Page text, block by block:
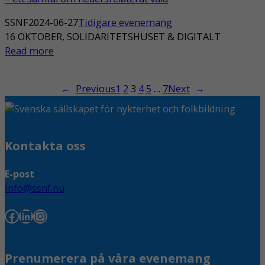
SSNF2024-06-27Tidigare evenemang
16 OKTOBER, SOLIDARITETSHUSET & DIGITALT
Read more
← Previous1 2 3 4 5 … 7Next →
Kontakta oss
E-post
info@ssnf.nu
Facebook LinkedIn Instagram
Prenumerera på våra evenemang